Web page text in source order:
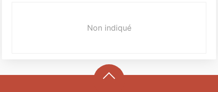
Non indiqué